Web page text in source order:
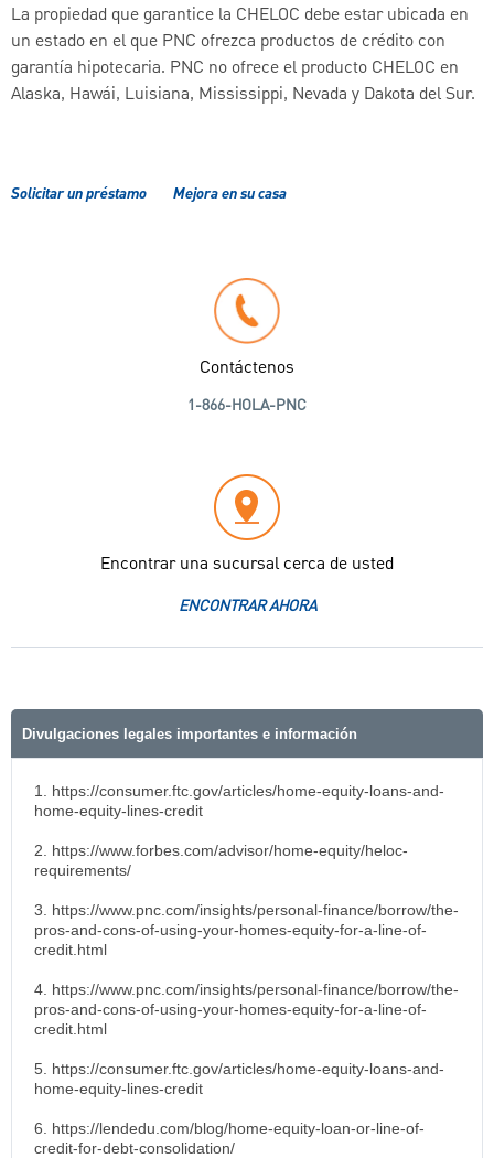
La propiedad que garantice la CHELOC debe estar ubicada en
un estado en el que PNC ofrezca productos de crédito con
garantía hipotecaria. PNC no ofrece el producto CHELOC en
Alaska, Hawái, Luisiana, Mississippi, Nevada y Dakota del Sur.
Solicitar un préstamo Mejora en su casa
Contáctenos
1-866-HOLA-PNC
Encontrar una sucursal cerca de usted
ENCONTRAR AHORA
Divulgaciones legales importantes e información
1. https://consumer.ftc.gov/articles/home-equity-loans-and-
home-equity-lines-credit
2. https://www.forbes.com/advisor/home-equity/heloc-
requirements/
3. https://www.pnc.com/insights/personal-finance/borrow/the-
pros-and-cons-of-using-your-homes-equity-for-a-line-of-
credit.html
4. https://www.pnc.com/insights/personal-finance/borrow/the-
pros-and-cons-of-using-your-homes-equity-for-a-line-of-
credit.html
5. https://consumer.ftc.gov/articles/home-equity-loans-and-
home-equity-lines-credit
6. https://lendedu.com/blog/home-equity-loan-or-line-of-
credit-for-debt-consolidation/